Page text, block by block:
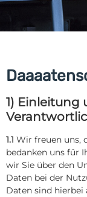
1) Einleitung
1.1 Wir freuen uns,
bedanken uns für
wir Sie über den
Daten bei der
Daten sind hierbei